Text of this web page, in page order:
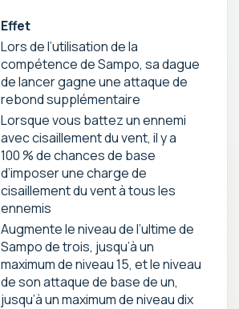
Effet
Lors de l’utilisation de la
compétence de Sampo, sa dague
de lancer gagne une attaque de
rebond supplémentaire
Lorsque vous battez un ennemi
avec cisaillement du vent, il y a
100 % de chances de base
d’imposer une charge de
cisaillement du vent à tous les
ennemis
Augmente le niveau de l’ultime de
Sampo de trois, jusqu’à un
maximum de niveau 15, et le niveau
de son attaque de base de un,
jusqu’à un maximum de niveau dix